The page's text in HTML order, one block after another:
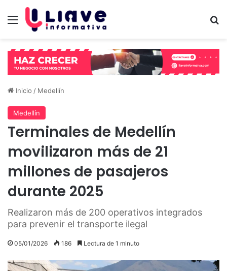
Menú
Inicio / Medellín
Medellín
Terminales de Medellín
movilizaron más de 21
millones de pasajeros
durante 2025
Realizaron más de 200 operativos integrados
para prevenir el transporte ilegal
05/01/2026 186 Lectura de 1 minuto